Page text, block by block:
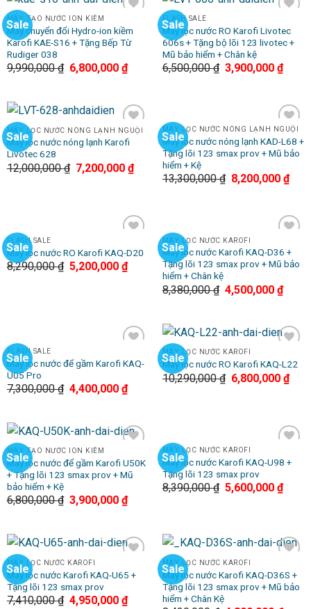
Sale
Wishlist
MÁY TẠO NƯỚC ION KIỀM
Máy chuyển đổi Hydro-ion kiềm
Karofi KAE-S16 + Tặng Bếp Từ
Rudiger 038
9,990,000₫ 6,800,000 ₫
Sale
Wishlist
FLASH SALE
Máy lọc nước RO Karofi Livotec
606s + Tặng bộ lõi 123 livotec +
Mũ bảo hiểm + Chân kệ
6,500,000₫ 3,900,000 ₫
Sale
Add to
Wishlist
MÁY LỌC NƯỚC NÓNG LẠNH NGUỘI
Máy lọc nước nóng lạnh Karofi
Livotec 628
12,000,000₫ 7,200,000 ₫
Sale
Add to
Wishlist
MÁY LỌC NƯỚC NÓNG LẠNH NGUỘI
Máy lọc nước nóng lạnh KAD-L68 +
Tặng lõi 123 smax prov + Mũ bảo
hiểm + Kệ
13,300,000₫ 8,200,000 ₫
Sale
Wishlist
FLASH SALE
Máy lọc nước RO Karofi KAQ-D20
8,290,000₫ 5,200,000 ₫
Sale
Wishlist
MÁY LỌC NƯỚC KAROFI
Máy lọc nước Karofi KAQ-D36 +
Tặng lõi 123 smax prov + Mũ bảo
hiểm + Chân kệ
8,380,000₫ 4,500,000 ₫
Sale
Wishlist
FLASH SALE
Máy lọc nước để gầm Karofi KAQ-
U05 Pro
7,300,000₫ 4,400,000 ₫
Sale
Wishlist
MÁY LỌC NƯỚC KAROFI
Máy lọc nước RO Karofi KAQ-L22
10,290,000₫ 6,800,000 ₫
Sale
Wishlist
MÁY TẠO NƯỚC ION KIỀM
Máy lọc nước để gầm Karofi U50K
+ Tặng lõi 123 smax prov + Mũ
bảo hiểm + Kệ
6,800,000₫ 3,900,000 ₫
Sale
Wishlist
MÁY LỌC NƯỚC KAROFI
Máy lọc nước Karofi KAQ-U98 +
Tặng lõi 123 smax prov
8,390,000₫ 5,600,000 ₫
Sale
Wishlist
MÁY LỌC NƯỚC KAROFI
Máy lọc nước Karofi KAQ-U65 +
Tặng lõi 123 smax prov
7,410,000₫ 4,950,000 ₫
Sale
Wishlist
MÁY LỌC NƯỚC KAROFI
Máy lọc nước Karofi KAQ-D36S +
Tặng lõi 123 smax prov + Mũ bảo
hiểm + Chân Kệ